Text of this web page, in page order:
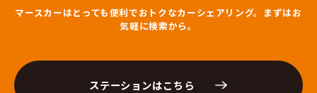
マースカーはとっても便利でおトクなカーシェアリング。まずはお
気軽に検索から。
ステーションはこちら